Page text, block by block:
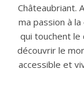
Châteaubriant.
ma passion à
qui touchent
découvrir le
accessible et